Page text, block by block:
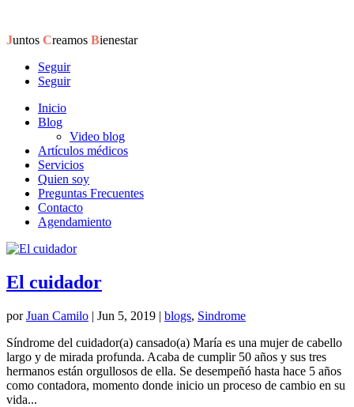
Juntos Creamos Bienestar
Seguir
Seguir
Inicio
Blog
Video blog
Artículos médicos
Servicios
Quien soy
Preguntas Frecuentes
Contacto
Agendamiento
El cuidador
porJuan Camilo | Jun 5, 2019 | blogs, Sindrome
Síndrome del cuidador(a) cansado(a) María es una mujer de cabello
largo y de mirada profunda. Acaba de cumplir 50 años y sus tres
hermanos están orgullosos de ella. Se desempeñó hasta hace 5 años
como contadora, momento donde inicio un proceso de cambio en su
vida...